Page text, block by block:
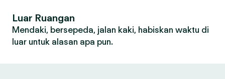
Luar Ruangan
Mendaki, bersepeda, jalan kaki, habiskan waktu di
luar untuk alasan apa pun.